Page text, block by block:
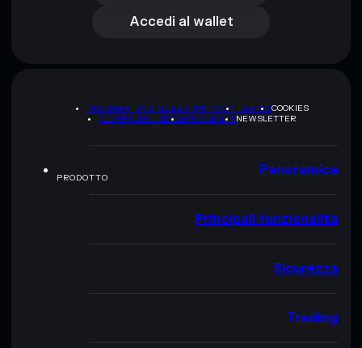
Accedi al wallet
INFORMATIVA SULLA PRIVACYTERMSCOOKIES
MAPPA DEL SITOBRAND KITNEWSLETTER
PRODOTTO Panoramica
Principali funzionalità
Sicurezza
Trading